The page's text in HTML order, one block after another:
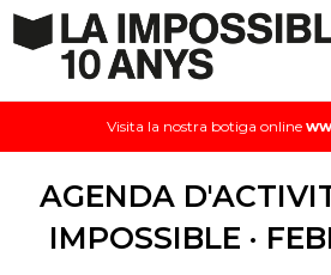
Visita la nostra botiga online
AGENDA
IMPOSSIBLE ·